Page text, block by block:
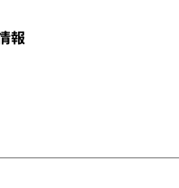
報